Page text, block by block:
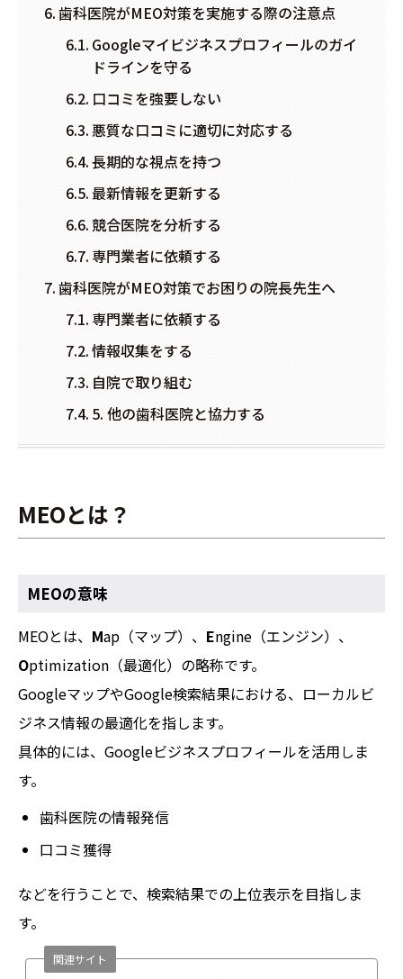
歯科医院がMEO対策を実施する際の注意点
Googleマイビジネスプロフィールのガイ
ドラインを守る
口コミを強要しない
悪質な口コミに適切に対応する
長期的な視点を持つ
最新情報を更新する
競合医院を分析する
専門業者に依頼する
歯科医院がMEO対策でお困りの院長先生へ
専門業者に依頼する
情報収集をする
自院で取り組む
5. 他の歯科医院と協力する
MEOとは？
MEOの意味
MEOとは、 Map（マップ）、 Engine（エンジン）、
Optimization（最適化）の略称です。
GoogleマップやGoogle検索結果における、ローカルビ
ジネス情報の最適化を指します。
具体的には、Googleビジネスプロフィールを活用しま
す。
歯科医院の情報発信
口コミ獲得
などを行うことで、検索結果での上位表示を目指しま
す。
関連サイト